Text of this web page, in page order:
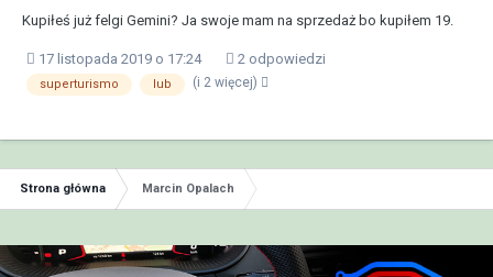
Kupiłeś już felgi Gemini? Ja swoje mam na sprzedaż bo kupiłem 19.
17 listopada 2019 o 17:24 2 odpowiedzi
superturismo lub (i 2 więcej)
Strona główna Marcin Opalach